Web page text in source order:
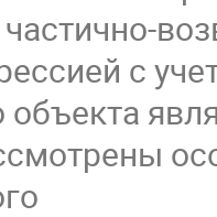
с
объекта